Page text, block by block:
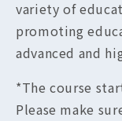
variety of
promoting
advanced and
*The course
Please make